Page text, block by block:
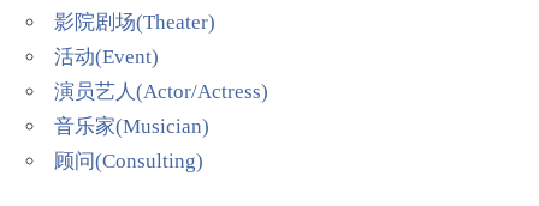
影院剧场(Theater)
活动(Event)
演员艺人(Actor/Actress)
音乐家(Musician)
顾问(Consulting)